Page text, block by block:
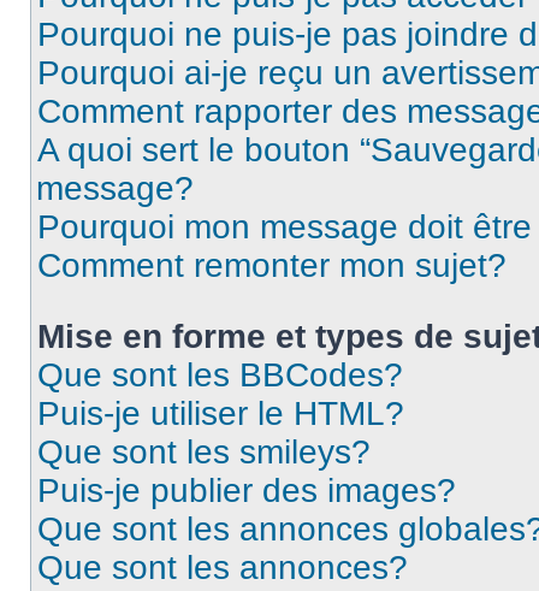
Pourquoi ne puis-je pas joindre
Pourquoi ai-je reçu un
Comment rapporter des
A quoi sert le bouton
message?
Pourquoi mon message doit
Comment remonter mon sujet?
Mise en forme et types de
Que sont les BBCodes?
Puis-je utiliser le HTML?
Que sont les smileys?
Puis-je publier des images?
Que sont les annonces
Que sont les annonces?